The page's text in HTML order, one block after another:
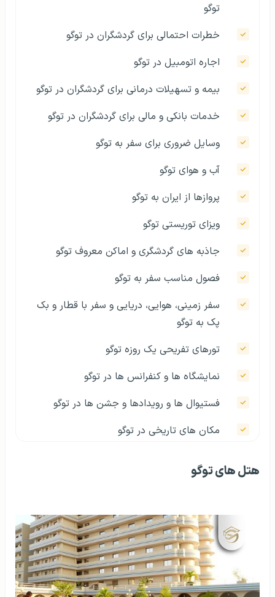
توگو
خطرات احتمالی برای گردشگران در توگو
اجاره اتومبیل در توگو
بیمه و تسهیلات درمانی برای گردشگران در توگو
خدمات بانکی و مالی برای گردشگران در توگو
وسایل ضروری برای سفر به توگو
آب و هوای توگو
پروازها از ایران به توگو
ویزای توریستی توگو
جاذبه‌ های گردشگری و اماکن معروف توگو
فصول مناسب سفر به توگو
سفر زمینی، هوایی، دریایی و سفر با قطار و بک
پک به توگو
تورهای تفریحی یک روزه توگو
نمایشگاه ها و کنفرانس ها در توگو
فستیوال ها و رویدادها و جشن ها در توگو
مکان های تاریخی در توگو
توریسم سلامت در توگو
هتل های توگو